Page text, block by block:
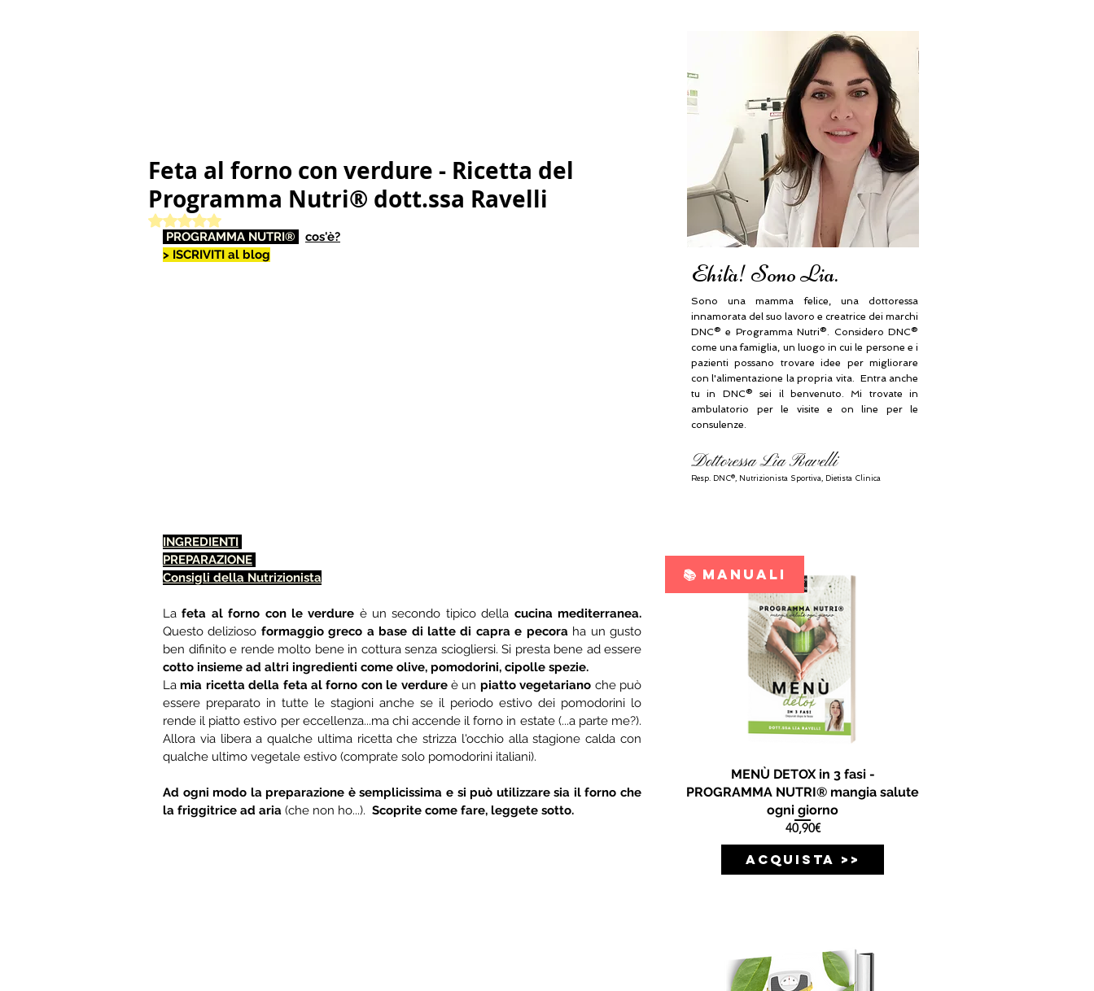
Feta al forno con verdure - Ricetta del
Programma Nutri® dott.ssa Ravelli
Valutazione NaN stelle su 5.
PROGRAMMA NUTRI®
cos'è?
> ISCRIVITI al blog
INGREDIENTI
PREPARAZIONE
Consigli della Nutrizionista
La feta al forno con le verdure è un secondo tipico della
Questo delizioso formaggio greco a base di latte di capra e pecora ha un gusto
cotto insieme ad altri ingredienti come olive, pomodorini, cipolle spezie.
La mia ricetta della feta al forno con le verdure è un piatto vegetariano che può
essere preparato in tutte le stagioni anche se il periodo estivo dei pomodorini lo
rende il piatto estivo per eccellenza...ma chi accende il forno in estate (...a parte me?).
Allora via libera a qualche ultima ricetta che strizza l'occhio alla stagione calda con
qualche ultimo vegetale estivo (comprate solo pomodorini italiani).
Ad ogni modo la preparazione è semplicissima e si può utilizzare sia il forno che
la friggitrice ad aria (che non ho...). Scoprite come fare, leggete sotto.
Ehilà! Sono Lia.
Sono una mamma felice, una dottoressa
innamorata del suo lavoro e creatrice dei marchi
DNC® e Programma Nutri®. Considero DNC®
come una famiglia, un luogo in cui le persone e i
pazienti possano trovare idee per migliorare
con l'alimentazione la propria vita. Entra anche
tu in DNC® sei il benvenuto. Mi trovate in
ambulatorio per le visite e on line per le
consulenze.
Dottoressa Lia Ravelli
Resp. DNC®, N utrizionista Sportiva, Dietista Clinica
📚 MANUALI
MENÙ DETOX in 3 fasi -
PROGRAMMA NUTRI® mangia salute
ogni giorno
40,90€Prezzo
ACQUISTA >>